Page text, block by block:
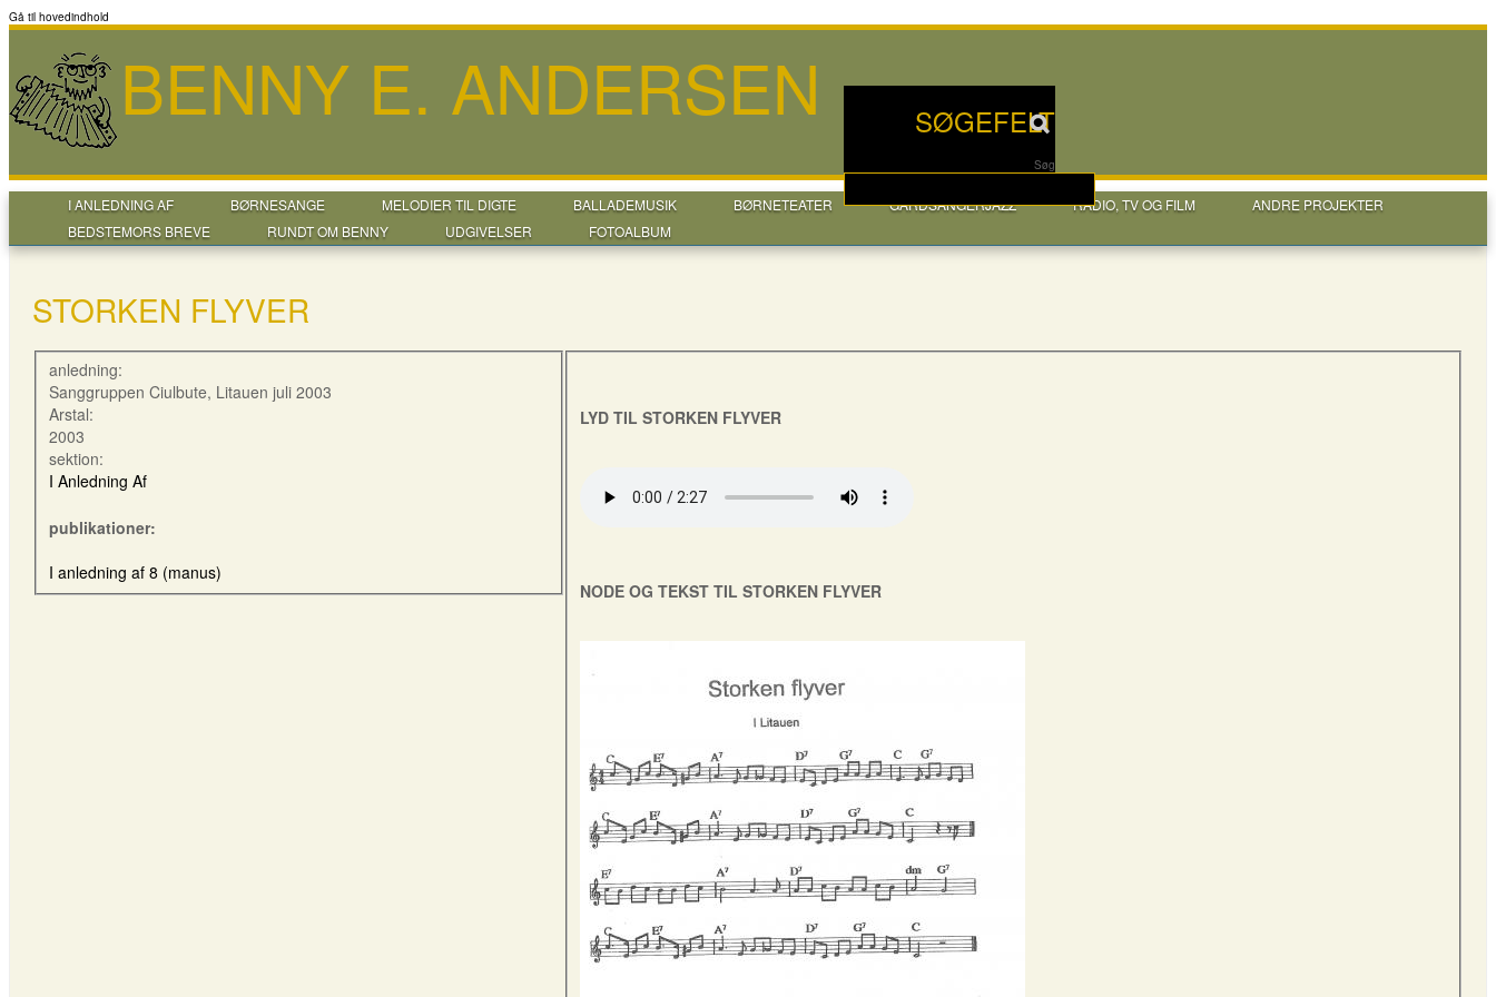
Gå til hovedindhold
SØGEFELT
Søg
BENNY E. ANDERSEN
I ANLEDNING AF BØRNESANGE MELODIER TIL DIGTE BALLADEMUSIK BØRNETEATER GÅRDSANGERJAZZ RADIO, TV OG FILM
ANDRE PROJEKTER
BEDSTEMORS BREVE
RUNDT OM BENNY UDGIVELSER FOTOALBUM
STORKEN FLYVER
anledning:
Sanggruppen Ciulbute, Litauen juli 2003
Arstal:
2003
sektion:
I Anledning Af
publikationer:
I anledning af 8 (manus)
LYD TIL STORKEN FLYVER
NODE OG TEKST TIL STORKEN FLYVER